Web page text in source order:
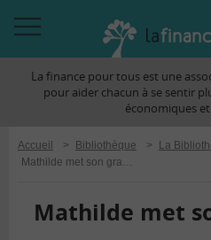
àLa finance pour tous est une
pour aider chacun à se sentir
économiques
Accueil > Bibliothèque > La
Mathilde met son grain de sel
Mathilde met